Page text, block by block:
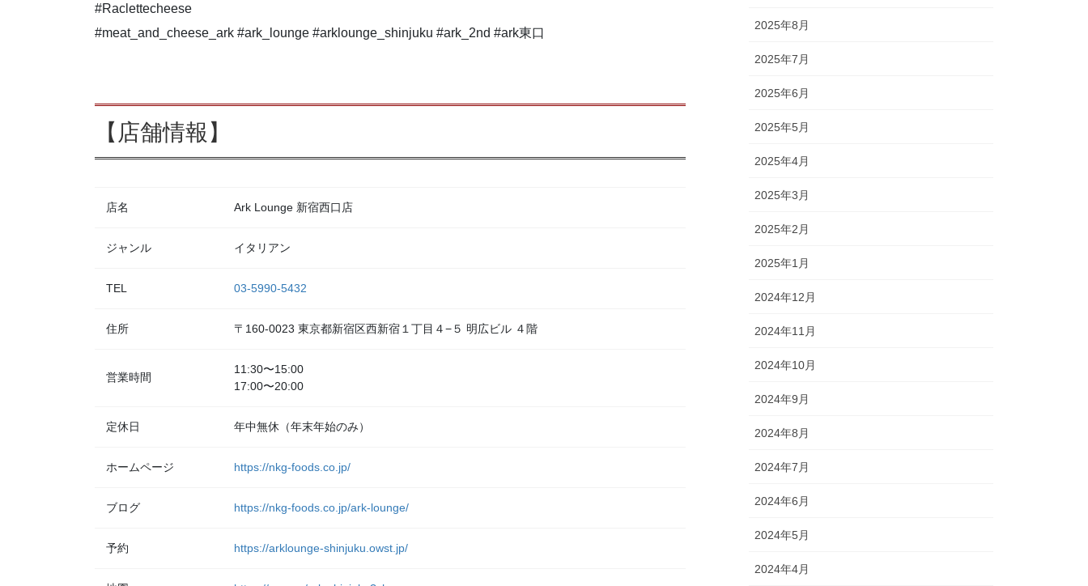
#Raclettecheese
#meat_and_cheese_ark #ark_lounge #arklounge_shinjuku #ark_2nd #ark東口
【店舗情報】
店名 Ark Lounge 新宿西口店
ジャンル イタリアン
TEL 03-5990-5432
住所 〒160-0023 東京都新宿区西新宿１丁目４−５ 明広ビル ４階
営業時間
11:30〜15:00
17:00〜20:00
定休日 年中無休（年末年始のみ）
ホームページ https://nkg-foods.co.jp/
ブログ https://nkg-foods.co.jp/ark-lounge/
予約 https://arklounge-shinjuku.owst.jp/
2025年8月
2025年7月
2025年6月
2025年5月
2025年4月
2025年3月
2025年2月
2025年1月
2024年12月
2024年11月
2024年10月
2024年9月
2024年8月
2024年7月
2024年6月
2024年5月
2024年4月